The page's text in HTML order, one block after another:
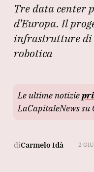
Tre data center
d’Europa. Il
infrastrutture di
robotica
Le ultime notizie
LaCapitaleNews su
diCarmelo Idà 2